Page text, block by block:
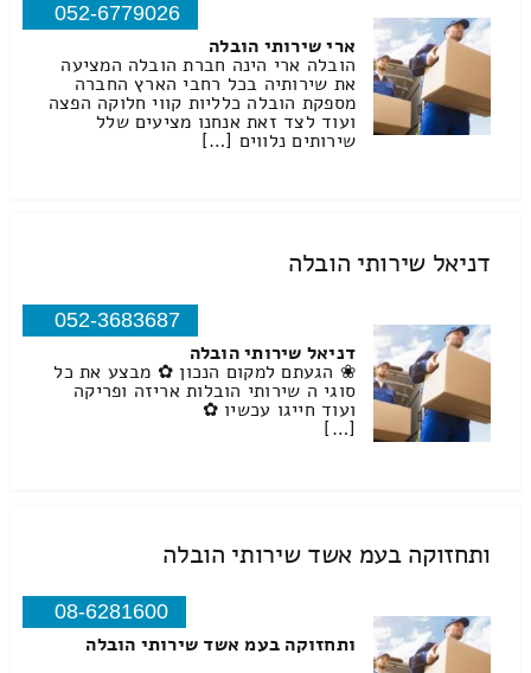
052-6779026
ארי שירותי הובלה
הובלה ארי הינה חברת הובלה המציעה
את שירותיה בכל רחבי הארץ החברה
מספקת הובלה כלליות קווי חלוקה הפצה
ועוד לצד זאת אנחנו מציעים שלל
שירותים נלווים […]
דניאל שירותי הובלה
052-3683687
דניאל שירותי הובלה
❀ הגעתם למקום הנכון ✿ מבצע את כל
סוגי ה שירותי הובלות אריזה ופריקה
ועוד חייגו עכשיו ✿
[…]
ותחזוקה בעמ אשד שירותי הובלה
08-6281600
ותחזוקה בעמ אשד שירותי הובלה